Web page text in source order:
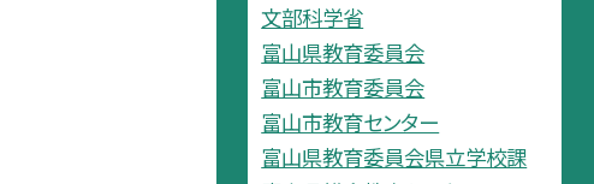
文部科学省
富山県教育委員会
富山市教育委員会
富山市教育センター
富山県教育委員会県立学校課